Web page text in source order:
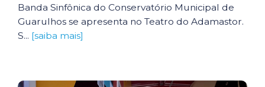
Banda Sinfônica do Conservatório Municipal de
Guarulhos se apresenta no Teatro do Adamastor.
S... [saiba mais]